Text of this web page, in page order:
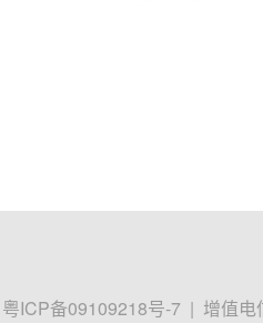
粤ICP备09109218号-7 | 增值电